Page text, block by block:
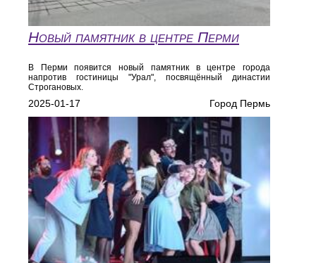
Новый памятник в центре Перми
В Перми появится новый памятник в центре города
напротив гостиницы "Урал", посвящённый династии
Строгановых.
2025-01-17 Город Пермь